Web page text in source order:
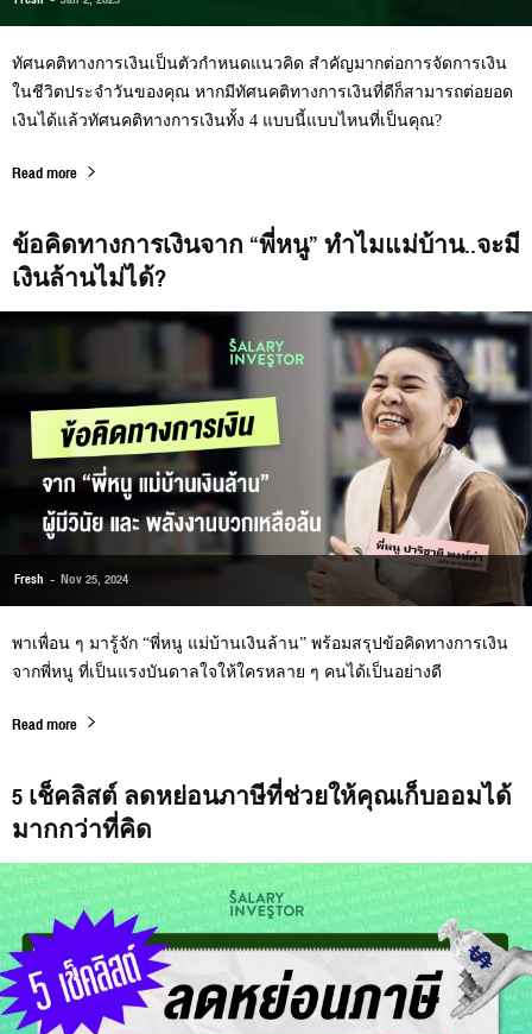
ทัศนคติทางการเงินเป็นตัวกำหนดแนวคิด สำคัญมากต่อการจัดการเงิน
ในชีวิตประจำวันของคุณ หากมีทัศนคติทางการเงินที่ดีก็สามารถต่อยอด
เงินได้แล้วทัศนคติทางการเงินทั้ง 4 แบบนี้แบบไหนที่เป็นคุณ?
Read more
ข้อคิดทางการเงินจาก “พี่หนู” ทำไมแม่บ้าน..จะมี
เงินล้านไม่ได้?
Fresh - Nov 25, 2024
พาเพื่อน ๆ มารู้จัก “พี่หนู แม่บ้านเงินล้าน” พร้อมสรุปข้อคิดทางการเงิน
จากพี่หนู ที่เป็นแรงบันดาลใจให้ใครหลาย ๆ คนได้เป็นอย่างดี
Read more
5 เช็คลิสต์ ลดหย่อนภาษีที่ช่วยให้คุณเก็บออมได้
มากกว่าที่คิด